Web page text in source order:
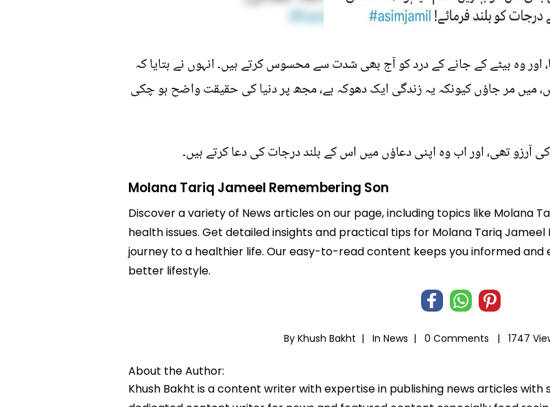
اور وہ بیٹے کے جانے کے درد کو آج بھی شدت سے محسوس کرتے ہیں۔ انہوں نے بتایا کہ
میں مر جاؤں کیونکہ یہ زندگی ایک دھوکہ ہے، مجھ پر دنیا کی حقیقت واضح ہو چکی
کی آرزو تھی، اور اب وہ اپنی دعاؤں میں اس کے بلند درجات کی دعا کرتے ہیں۔
Molana Tariq Jameel Remembering Son
Discover a variety of News articles on our page, including topics like Molana
health issues. Get detailed insights and practical tips for Molana Tariq
journey to a healthier life. Our easy-to-read content keeps you informed and
better lifestyle.
By Khush Bakht | In News | 0 Comments | 1747
About the Author:
Khush Bakht is a content writer with expertise in publishing news articles